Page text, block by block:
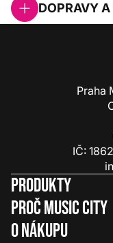
DOPRAVY
Praha
IČ:
Produkty
Proč Music City
O nákupu